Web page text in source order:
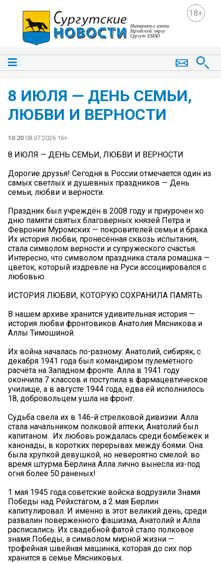
18+
8 ИЮЛЯ — ДЕНЬ СЕМЬИ,
ЛЮБВИ И ВЕРНОСТИ
10:20 08.07.2026 16+
8 ИЮЛЯ — ДЕНЬ СЕМЬИ, ЛЮБВИ И ВЕРНОСТИ
Дорогие друзья! Сегодня в России отмечается один из
самых светлых и душевных праздников — День
семьи, любви и верности.
Праздник был учреждён в 2008 году и приурочен ко
дню памяти святых благоверных князей Петра и
Февронии Муромских — покровителей семьи и брака.
Их история любви, пронесённая сквозь испытания,
стала символом верности и супружеского счастья.
Интересно, что символом праздника стала ромашка —
цветок, который издревле на Руси ассоциировался с
любовью.
ИСТОРИЯ ЛЮБВИ, КОТОРУЮ СОХРАНИЛА ПАМЯТЬ
В нашем архиве хранится удивительная история —
история любви фронтовиков Анатолия Мясникова и
Аллы Тимошиной.
Их война началась по-разному: Анатолий, сибиряк, с
декабря 1941 года был командиром пулемётного
расчёта на Западном фронте. Алла в 1941 году
окончила 7 классов и поступила в фармацевтическое
училище, а в августе 1944 года, едва ей исполнилось
18, добровольцем ушла на фронт.
Судьба свела их в 146-й стрелковой дивизии. Алла
стала начальником полковой аптеки, Анатолий был
капитаном. ‍‍ Их любовь рождалась среди бомбёжек и
канонады, в коротких перерывах между боями. Она
была хрупкой девушкой, но невероятно смелой: во
время штурма Берлина Алла лично вынесла из-под
огня более 50 раненых!
1 мая 1945 года советские войска водрузили Знамя
Победы над Рейхстагом, а 2 мая Берлин
капитулировал. И именно в этот великий день, среди
развалин поверженного фашизма, Анатолий и Алла
расписались. Их свадебной фатой стало полковое
знамя Победы, а символом мирной жизни —
трофейная швейная машинка, которая до сих пор
хранится в семье Мясниковых. ️